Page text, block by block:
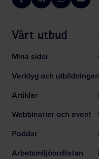
FacebookLinkedInInstagram
Vårt utbud
Mina sidor
Verktyg och utbildningar
Artiklar
Webbinarier och event
Poddar
Arbetsmiljöordlistan